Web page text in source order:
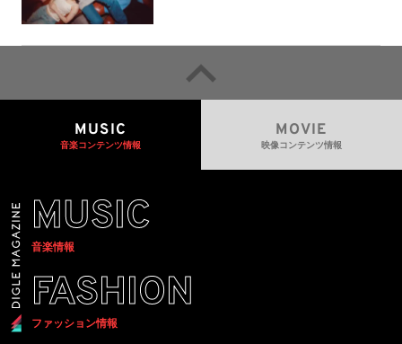
MUSIC
音楽コンテンツ情報
MOVIE
映像コンテンツ情報
MUSIC
音楽情報
FASHION
ファッション情報